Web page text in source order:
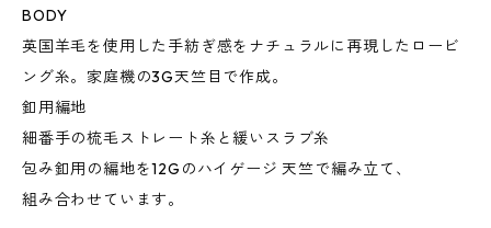
BODY
英国羊毛を使用した手紡ぎ感をナチュラルに再現したロービ
ング糸。家庭機の3G天竺目で作成。
釦用編地
細番手の梳毛ストレート糸と緩いスラブ糸
包み釦用の編地を12Gのハイゲージ 天竺で編み立て、
組み合わせています。